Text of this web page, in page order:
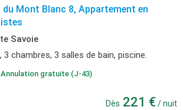
Mont Blanc 8, Appartement en
Savoie
3 chambres, 3 salles de bain, piscine.
gratuite (J-43)
Dès 221 € / nuit